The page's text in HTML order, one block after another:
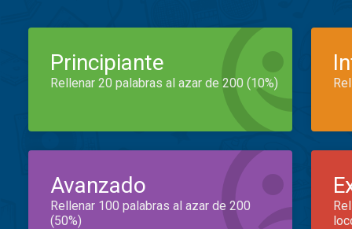
Principiante
Rellenar 20 palabras al azar de 200 (10%)
Avanzado
Rellenar 100 palabras al azar de 200
(50%)